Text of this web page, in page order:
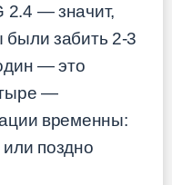
2.4 — значит,
были забить 2-3
— это
—
временны:
поздно